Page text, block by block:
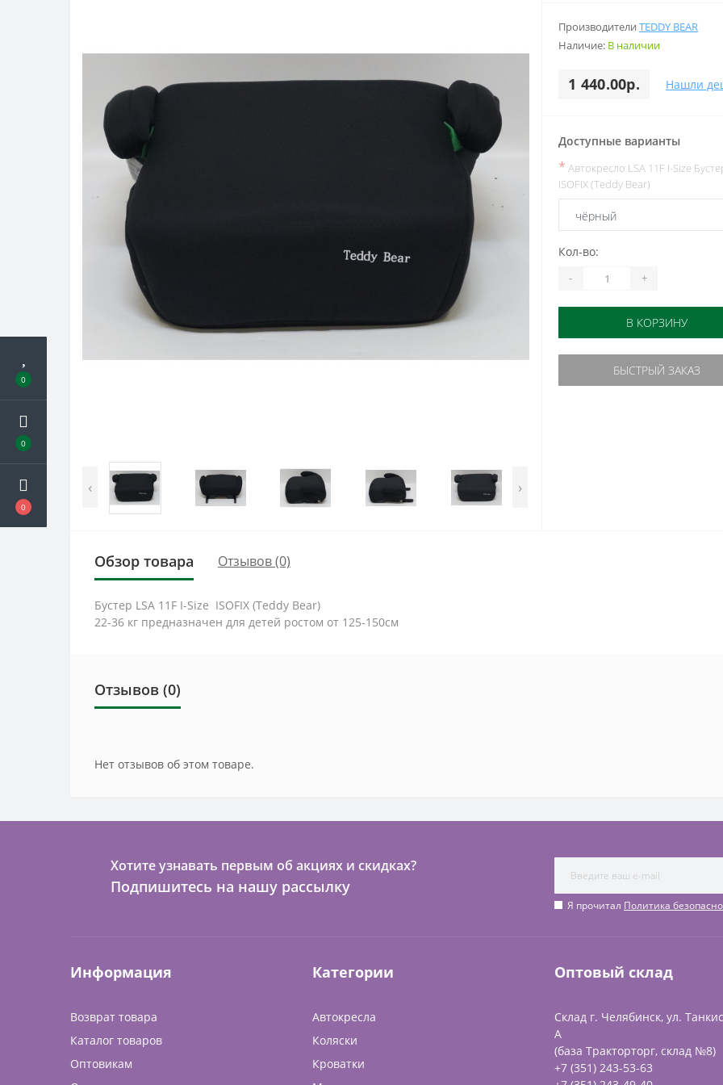
0
0
0
‹ ›
Производители TEDDY BEAR
Наличие: В наличии
1 440.00р. Нашли
Доступные варианты
* Автокресло LSA 11F I-Size
ISOFIX (Teddy Bear)
Кол-во:
- +
В КОРЗИНУ
БЫСТРЫЙ ЗАКАЗ
Обзор товара Отзывов (0)
Бустер LSA 11F I-Size ISOFIX (Teddy Bear)
22-36 кг предназначен для детей ростом от 125-150см
Отзывов (0)
Нет отзывов об этом товаре.
Хотите узнавать первым об акциях и скидках?
Подпишитесь на нашу рассылку
Я прочитал Политика
Информация
Возврат товара
Каталог товаров
Оптовикам
Категории
Автокресла
Коляски
Кроватки
Оптовый склад
Склад г. Челябинск, ул.
А
(база Тракторторг, склад №8)
+7 (351) 243-53-63